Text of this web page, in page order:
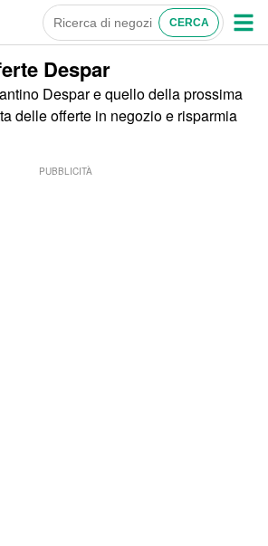
Despar
Despar e quello della prossima
delle offerte in negozio e risparmia
PUBBLICITÀ